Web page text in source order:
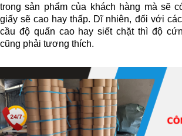
trong sản phẩm của khách hàng mà sẽ
giấy sẽ cao hay thấp. Dĩ nhiên, đối với
cầu độ quấn cao hay siết chặt thì độ
cũng phải tương thích.